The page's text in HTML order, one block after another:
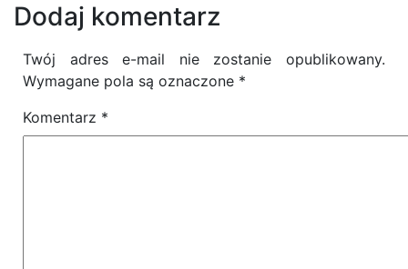
Dodaj komentarz
Twój adres e-mail nie zostanie opublikowany.
Wymagane pola są oznaczone *
Komentarz *